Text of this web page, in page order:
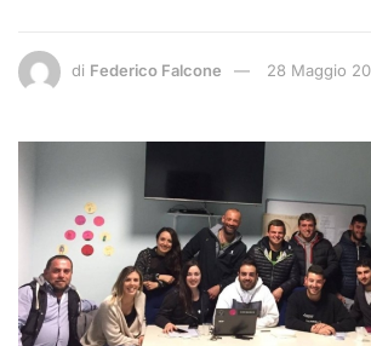
di Federico Falcone 28 Maggio